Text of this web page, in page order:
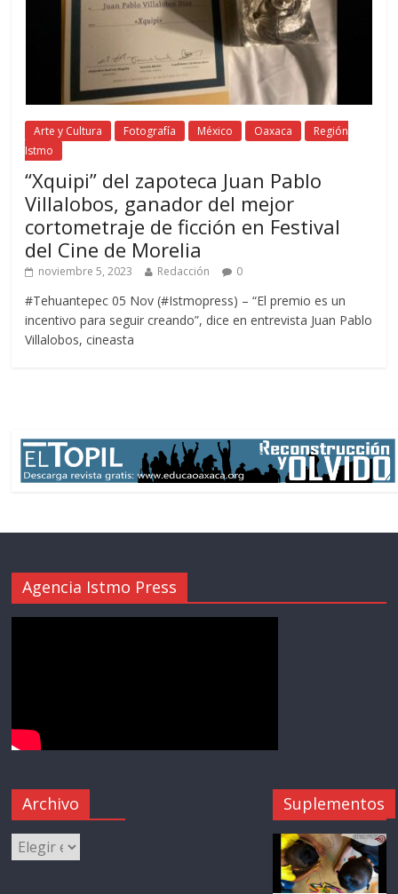
Arte y Cultura Fotografía México Oaxaca
Región
Istmo
“Xquipi” del zapoteca Juan Pablo
Villalobos, ganador del mejor
cortometraje de ficción en Festival
del Cine de Morelia
noviembre 5, 2023 Redacción 0
#Tehuantepec 05 Nov (#Istmopress) – “El premio es un
incentivo para seguir creando”, dice en entrevista Juan Pablo
Villalobos, cineasta
Agencia Istmo Press
Archivo Suplementos